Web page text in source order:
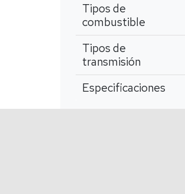
Tipos de
combustible
Tipos de
transmisión
Especificaciones